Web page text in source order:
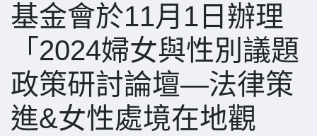
基金會於11月1日辦理
「2024婦女與性別議題
政策研討論壇—法律策
進&女性處境在地觀